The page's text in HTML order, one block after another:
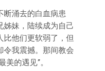
断涌去的白血病患
姊妹，陆续成为自己
比他们更软弱了，但
令我震撼。那间教会
美的遇见”。